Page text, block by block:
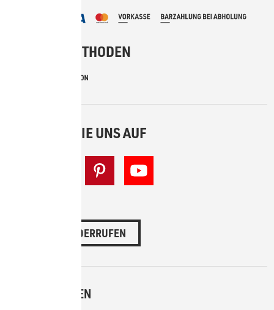
VERSANDMETHODEN
BESUCHEN SIE UNS AUF
VERTRAG WIDERRUFEN
INFORMATIONEN